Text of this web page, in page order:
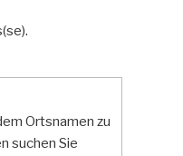
Ortsnamen zu
suchen Sie